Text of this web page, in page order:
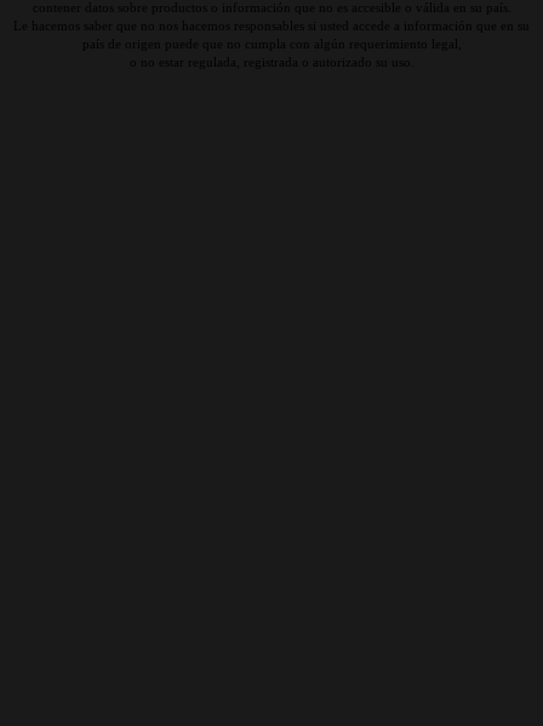
contener datos sobre productos o información que no es accesible o válida en su país.
Le hacemos saber que no nos hacemos responsables si usted accede a información que en su
país de origen puede que no cumpla con algún requerimiento legal,
o no estar regulada, registrada o autorizado su uso.